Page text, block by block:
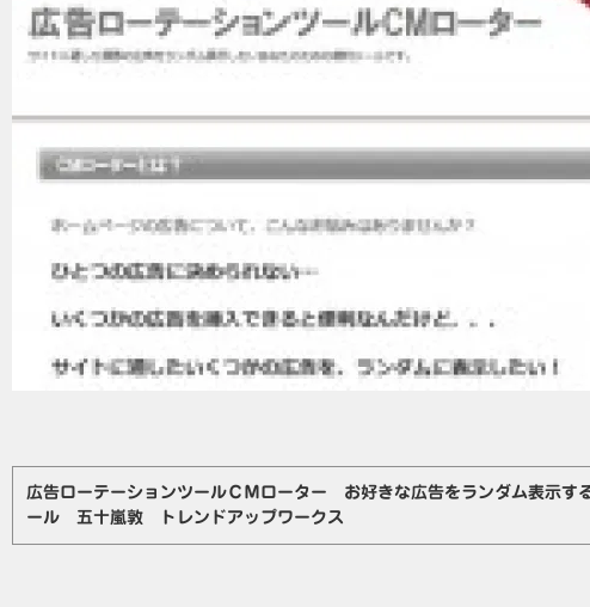
広告ローテーションツールＣＭローター お好きな広告をランダム表示す
ール 五十嵐敦 トレンドアップワークス